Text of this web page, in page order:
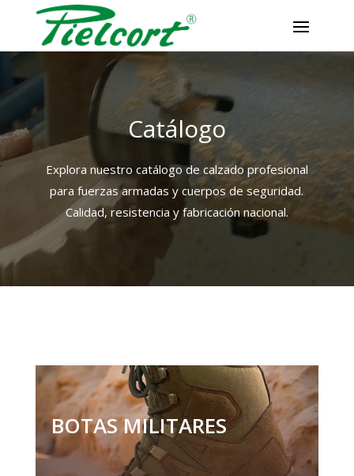
content
Catálogo
Explora nuestro catálogo de calzado profesional
para fuerzas armadas y cuerpos de seguridad.
Calidad, resistencia y fabricación nacional.
BOTAS MILITARES